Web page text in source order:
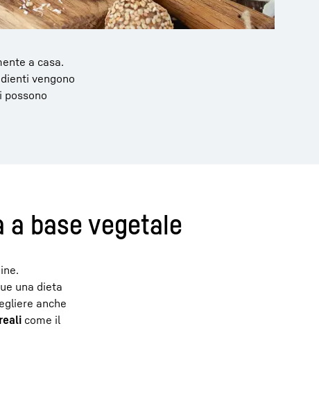
a casa.
vengono
base vegetale
una dieta
anche
come il